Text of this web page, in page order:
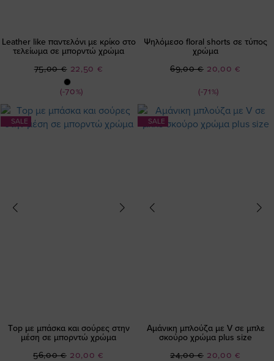
Leather like παντελόνι με κρίκο στο
τελείωμα σε μπορντώ χρώμα
(-70%)
Ειδική
Τιμή
22,50 €
75,00 €
Ψηλόμεσο floral shorts σε τύπος
χρώμα
(-71%)
Ειδική
20,00 €
69,00 €
SALE
Τop με μπάσκα και σούρες στην
μέση σε μπορντώ χρώμα
Ειδική
20,00 €
56,00 €
SALE
Αμάνικη μπλούζα με V σε μπλε
σκούρο χρώμα plus size
Ειδική
20,00 €
24,00 €